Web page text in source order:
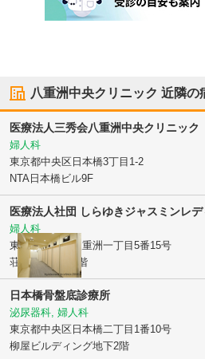
八重洲中央クリニック 近隣の
医療法人三秀会八重洲中央クリニック
婦人科
東京都中央区 日本橋3丁目1-2
NTA日本橋ビル9F
医療法人社団 しらゆきジャスミンレ
婦人科
東京都中央区八重洲一丁目5番15号
荘栄建物ビル4階
日本橋骨盤底診療所
泌尿器科, 婦人科
東京都中央区 日本橋二丁目1番10号
柳屋ビルディング地下2階